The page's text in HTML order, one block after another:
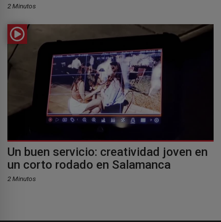
2 Minutos
Un buen servicio: creatividad joven en
un corto rodado en Salamanca
2 Minutos